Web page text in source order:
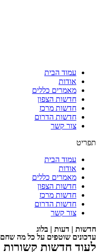
עמוד הבית
אודות
מאמרים כללים
חדשות הצפון
חדשות מרכז
חדשות הדרום
צור קשר
תפריט
עמוד הבית
אודות
מאמרים כללים
חדשות הצפון
חדשות מרכז
חדשות הדרום
צור קשר
חדשות | דעות | בלוג
עדכונים שוטפים על כל מה שחם
לעוד חדשות קשורות